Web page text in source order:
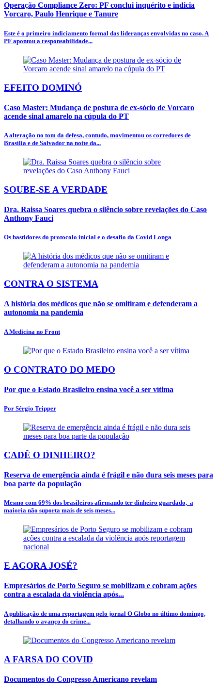
Operação Compliance Zero: PF conclui inquérito e indicia
Vorcaro, Paulo Henrique e Tanure
Este é o primeiro indiciamento formal das lideranças envolvidas no caso. A
PF apontou a responsabilidade...
EFEITO DOMINÓ
Caso Master: Mudança de postura de ex-sócio de Vorcaro
acende sinal amarelo na cúpula do PT
A alteração no tom da defesa, contudo, movimentou os corredores de
Brasília e de Salvador na noite da...
SOUBE-SE A VERDADE
Dra. Raissa Soares quebra o silêncio sobre revelações do Caso
Anthony Fauci
Os bastidores do protocolo inicial e o desafio da Covid Longa
CONTRA O SISTEMA
A história dos médicos que não se omitiram e defenderam a
autonomia na pandemia
A Medicina no Front
O CONTRATO DO MEDO
Por que o Estado Brasileiro ensina você a ser vítima
Por Sérgio Tripper
CADÊ O DINHEIRO?
Reserva de emergência ainda é frágil e não dura seis meses para
boa parte da população
Mesmo com 69% dos brasileiros afirmando ter dinheiro guardado, a
maioria não suporta mais de seis meses...
E AGORA JOSÉ?
Empresários de Porto Seguro se mobilizam e cobram ações
contra a escalada da violência após...
A publicação de uma reportagem pelo jornal O Globo no último domingo,
detalhando o avanço do crime...
A FARSA DO COVID
Documentos do Congresso Americano revelam